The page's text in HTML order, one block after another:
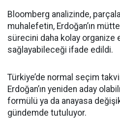
Bloomberg analizinde,
muhalefetin, Erdoğan’ın
sürecini daha kolay organize
sağlayabileceği ifade edildi.
Türkiye’de normal seçim
Erdoğan’ın yeniden aday
formülü ya da anayasa
gündemde tutuluyor.